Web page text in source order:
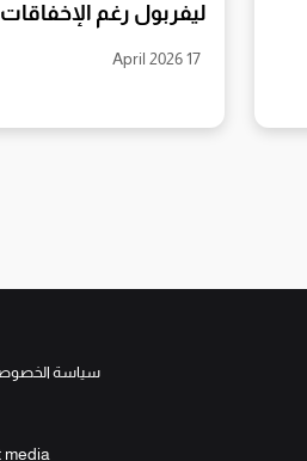
ليفربول رغم الإخفاقات
17 April 2026
سياسة
media